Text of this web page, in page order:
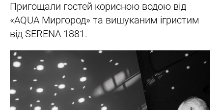
Пригощали гостей корисною водою від
«AQUA Миргород» та вишуканим ігристим
від SERENA 1881.